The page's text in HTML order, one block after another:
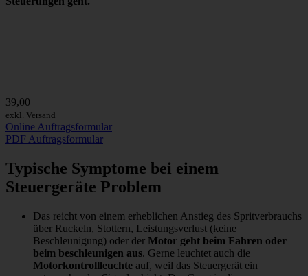
39,00
exkl. Versand
Online Auftragsformular
PDF Auftragsformular
Typische Symptome bei einem
Steuergeräte Problem
Das reicht von einem erheblichen Anstieg des Spritverbrauchs
über Ruckeln, Stottern, Leistungsverlust (keine
Beschleunigung) oder der Motor geht beim Fahren oder
beim beschleunigen aus. Gerne leuchtet auch die
Motorkontrollleuchte auf, weil das Steuergerät ein